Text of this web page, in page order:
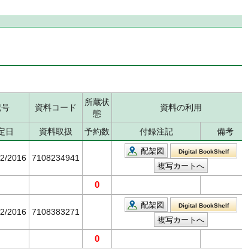
資料コード
所蔵状
態
資料の利用
日 資料取扱 予約数 付録注記 備考
2016 7108234941
配架図 Digital BookShelf
0
2016 7108383271
配架図 Digital BookShelf
0